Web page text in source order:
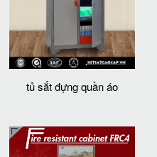
tủ sắt đựng quần áo